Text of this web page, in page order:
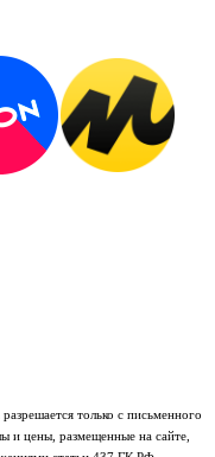
только с письменного
и цены, размещенные на сайте,